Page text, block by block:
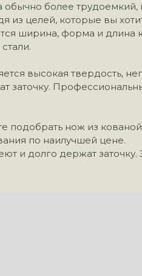
более трудоемкий,
из целей, которые вы
ширина, форма и длина
высокая твердость,
нож из кованой
по наилучшей цене.
и долго держат